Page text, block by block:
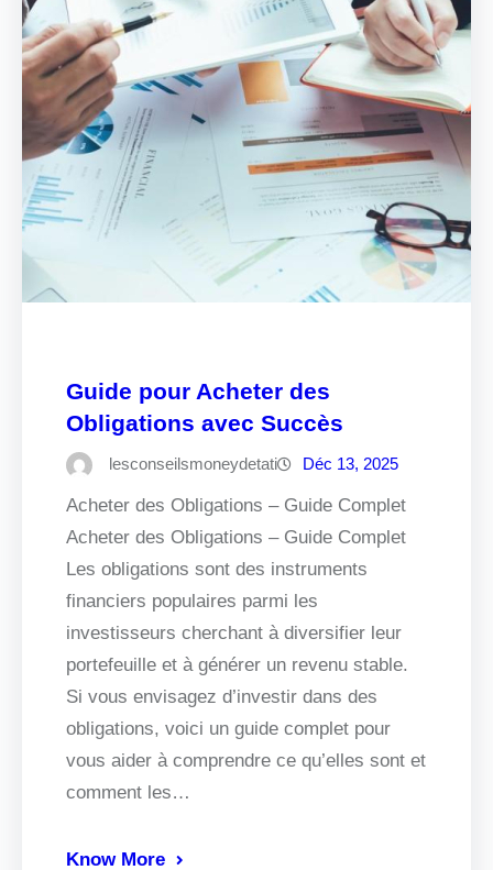
Guide pour Acheter des
Obligations avec Succès
lesconseilsmoneydetati Déc 13, 2025
Acheter des Obligations – Guide Complet
Acheter des Obligations – Guide Complet
Les obligations sont des instruments
financiers populaires parmi les
investisseurs cherchant à diversifier leur
portefeuille et à générer un revenu stable.
Si vous envisagez d’investir dans des
obligations, voici un guide complet pour
vous aider à comprendre ce qu’elles sont et
comment les…
Know More